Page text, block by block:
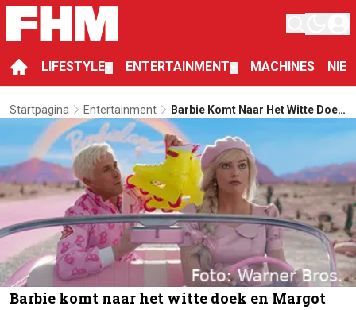
LIFESTYLE ENTERTAINMENT MACHINES
Startpagina Entertainment
Barbie Komt Naar Het Witte Doek
En Margot Robbie Heeft De
Hoofdrol
Barbie komt naar het witte doek en Margot